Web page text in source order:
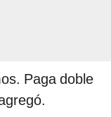
Paga doble